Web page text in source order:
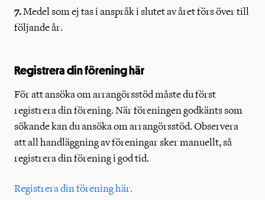
7.Medel som ej tas i anspråk i slutet av året förs över till
följande år.
Registrera din förening här
För att ansöka om arrangörsstöd måste du först
registrera din förening. När föreningen godkänts som
sökande kan du ansöka om arrangörsstöd. Observera
att all handläggning av föreningar sker manuellt, så
registrera din förening i god tid.
Registrera din förening här.